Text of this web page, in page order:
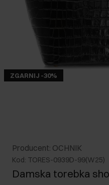
ZGARNIJ -30%
Producent: OCHNIK
Kod: TORES-0939D-99(W25)
Damska torebka